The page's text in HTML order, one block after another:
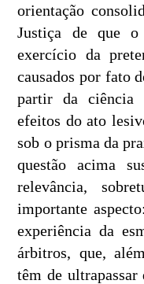
orientação
Justiça de que
exercício da
causados por fato
partir da ciência
efeitos do ato
sob o prisma da
questão acima
relevância,
importante
experiência da
árbitros, que,
têm de